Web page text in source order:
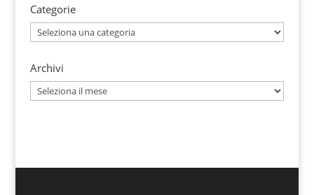
Categorie
Categorie
Archivi
Archivi